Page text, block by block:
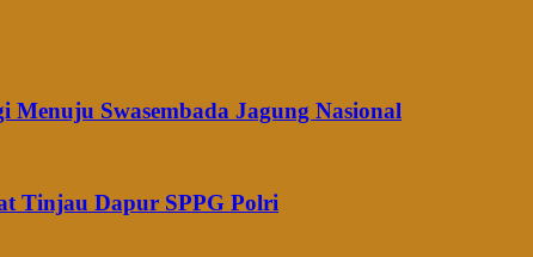
Menuju Swasembada Jagung Nasional
Tinjau Dapur SPPG Polri